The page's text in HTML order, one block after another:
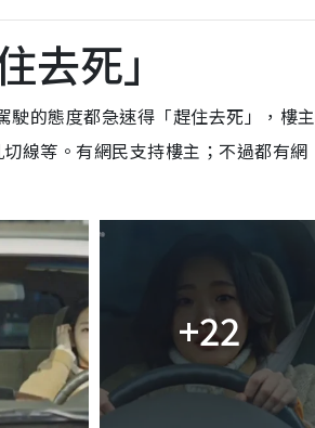
死」
的態度都急速得「趕住去死」，樓主
線等。有網民支持樓主；不過都有網
+22